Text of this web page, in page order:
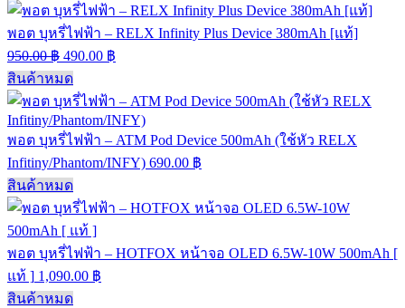
พอต บุหรี่ไฟฟ้า – RELX Infinity Plus Device 380mAh [แท้]
950.00฿ 490.00 ฿
สินค้าหมด
พอต บุหรี่ไฟฟ้า – ATM Pod Device 500mAh (ใช้หัว RELX
Infitiny/Phantom/INFY) 690.00 ฿
สินค้าหมด
พอต บุหรี่ไฟฟ้า – HOTFOX หน้าจอ OLED 6.5W-10W 500mAh [
แท้ ] 1,090.00 ฿
สินค้าหมด